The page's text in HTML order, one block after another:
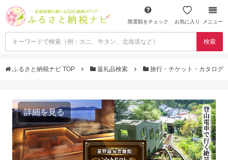
限度額をチェック お気に入り メニュー
検索
ふるさと納税ナビ TOP 返礼品検索 旅行・チケット・カタログ
詳細を見る